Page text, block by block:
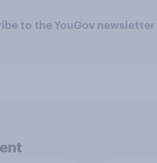
to the YouGov newsletter